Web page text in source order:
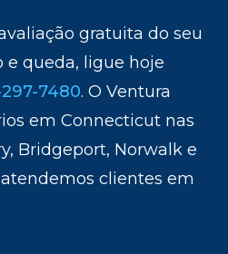
gratuita do seu
e queda, ligue hoje
7480. O Ventura
em Connecticut nas
Bridgeport, Norwalk e
clientes em